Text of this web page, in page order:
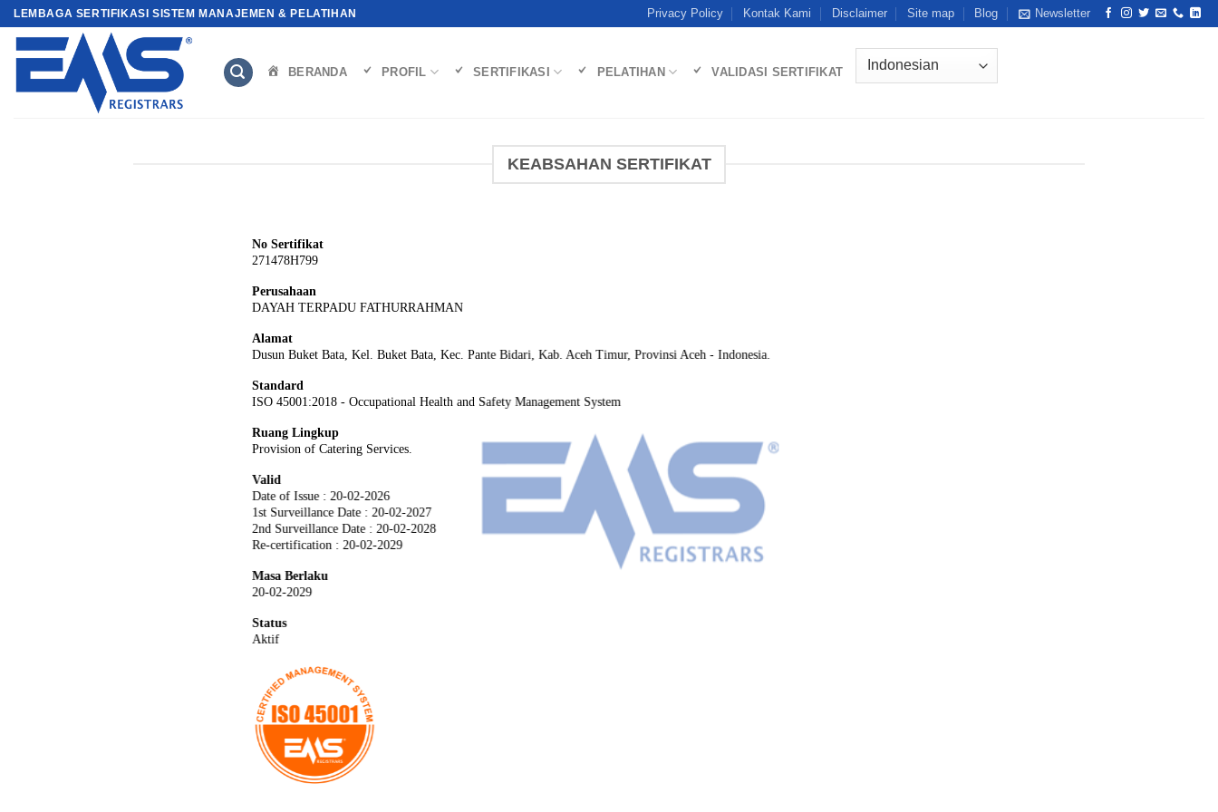
Skip
content
LEMBAGA SERTIFIKASI SISTEM MANAJEMEN & PELATIHAN Privacy Policy Kontak Kami Disclaimer Site map Blog Newsletter
BERANDA PROFIL SERTIFIKASI PELATIHAN VALIDASI SERTIFIKAT
KEABSAHAN SERTIFIKAT
No Sertifikat
271478H799
Perusahaan
DAYAH TERPADU FATHURRAHMAN
Alamat
Dusun Buket Bata, Kel. Buket Bata, Kec. Pante Bidari, Kab. Aceh Timur, Provinsi Aceh - Indonesia.
Standard
ISO 45001:2018 - Occupational Health and Safety Management System
Ruang Lingkup
Provision of Catering Services.
Valid
Date of Issue : 20-02-2026
1st Surveillance Date : 20-02-2027
2nd Surveillance Date : 20-02-2028
Re-certification : 20-02-2029
Masa Berlaku
20-02-2029
Status
Aktif